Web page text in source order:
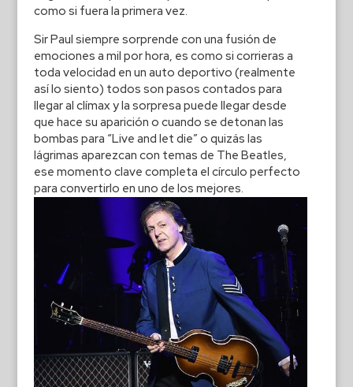
como si fuera la primera vez.
Sir Paul siempre sorprende con una fusión de
emociones a mil por hora, es como si corrieras a
toda velocidad en un auto deportivo (realmente
así lo siento) todos son pasos contados para
llegar al clímax y la sorpresa puede llegar desde
que hace su aparición o cuando se detonan las
bombas para “Live and let die” o quizás las
lágrimas aparezcan con temas de The Beatles,
ese momento clave completa el círculo perfecto
para convertirlo en uno de los mejores.